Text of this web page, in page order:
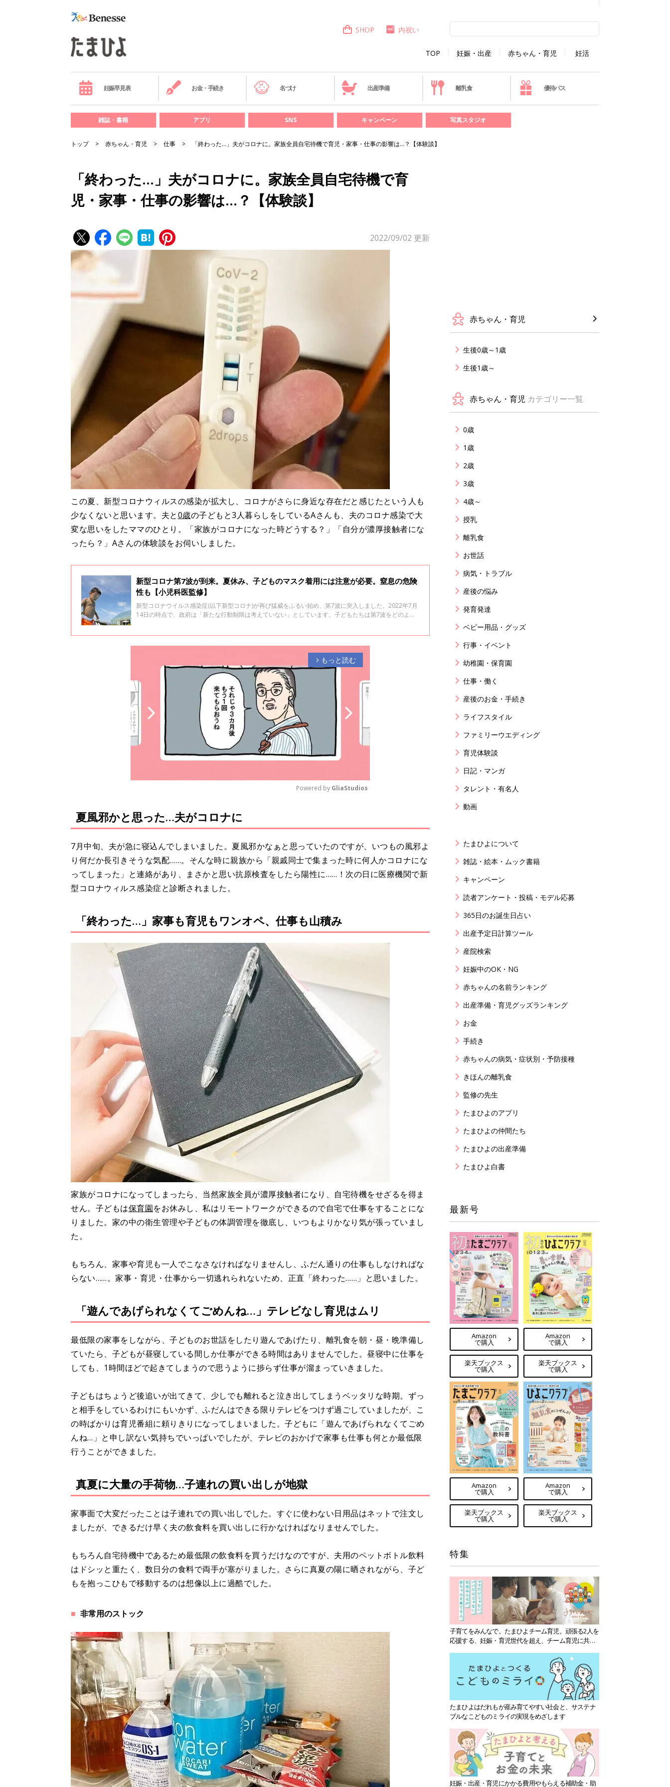
TOP 妊娠・出産 赤ちゃん・育児 妊活
SHOP 内祝い
妊娠早見表 お金・手続き 名づけ 出産準備 離乳食 優待パス
雑誌・書籍 アプリ SNS キャンペーン 写真スタジオ
トップ 赤ちゃん・育児 仕事 「終わった…」夫がコロナに。家族全員自宅待機で育児・家事・仕事の影響は…？【体験談】
「終わった…」夫がコロナに。家族全員自宅待機で育
児・家事・仕事の影響は…？【体験談】
2022/09/02 更新
この夏、新型コロナウィルスの感染が拡大し、コロナがさらに身近な存在だと感じたという人も
少なくないと思います。夫と0歳の子どもと3人暮らしをしているAさんも、夫のコロナ感染で大
変な思いをしたママのひとり。「家族がコロナになった時どうする？」「自分が濃厚接触者にな
ったら？」Aさんの体験談をお伺いしました。
新型コロナ第7波が到来。夏休み、子どものマスク着用には注意が必要。窒息の危険
性も【小児科医監修】
新型コロナウイルス感染症(以下新型コロナ)が再び猛威をふるい始め、第7波に突入しました。2022年7月
14日の時点で、政府は「新たな行動制限は考えていない」としています。子どもたちは第7波をどのよう
arrow_forward_ios もっと読む
u
t
Powered by GliaStudios
夏風邪かと思った…夫がコロナに
7月中旬、夫が急に寝込んでしまいました。夏風邪かなぁと思っていたのですが、いつもの風邪よ
り何だか長引きそうな気配……。そんな時に親族から「親戚同士で集まった時に何人かコロナにな
ってしまった」と連絡があり、まさかと思い抗原検査をしたら陽性に……！次の日に医療機関で新
型コロナウィルス感染症と診断されました。
「終わった…」家事も育児もワンオペ、仕事も山積み
家族がコロナになってしまったら、当然家族全員が濃厚接触者になり、自宅待機をせざるを得ま
せん。子どもは保育園をお休みし、私はリモートワークができるので自宅で仕事をすることにな
りました。家の中の衛生管理や子どもの体調管理を徹底し、いつもよりかなり気が張っていまし
た。
もちろん、家事や育児も一人でこなさなければなりませんし、ふだん通りの仕事もしなければな
らない……。家事・育児・仕事から一切逃れられないため、正直「終わった……」と思いました。
「遊んであげられなくてごめんね…」テレビなし育児はムリ
最低限の家事をしながら、子どものお世話をしたり遊んであげたり、離乳食を朝・昼・晩準備し
ていたら、子どもが昼寝している間しか仕事ができる時間はありませんでした。昼寝中に仕事を
しても、1時間ほどで起きてしまうので思うように捗らず仕事が溜まっていきました。
子どもはちょうど後追いが出てきて、少しでも離れると泣き出してしまうベッタリな時期。ずっ
と相手をしているわけにもいかず、ふだんはできる限りテレビをつけず過ごしていましたが、こ
の時ばかりは育児番組に頼りきりになってしまいました。子どもに「遊んであげられなくてごめ
んね…」と申し訳ない気持ちでいっぱいでしたが、テレビのおかげで家事も仕事も何とか最低限
行うことができました。
真夏に大量の手荷物…子連れの買い出しが地獄
家事面で大変だったことは子連れでの買い出しでした。すぐに使わない日用品はネットで注文し
ましたが、できるだけ早く夫の飲食料を買い出しに行かなければなりませんでした。
もちろん自宅待機中であるため最低限の飲食料を買うだけなのですが、夫用のペットボトル飲料
はドシッと重たく、数日分の食料で両手が塞がりました。さらに真夏の陽に晒されながら、子ど
もを抱っこひもで移動するのは想像以上に過酷でした。
非常用のストック
赤ちゃん・育児
生後0歳～1歳
生後1歳～
赤ちゃん・育児 カテゴリー一覧
0歳
1歳
2歳
3歳
4歳～
授乳
離乳食
お世話
病気・トラブル
産後の悩み
発育発達
ベビー用品・グッズ
行事・イベント
幼稚園・保育園
仕事・働く
産後のお金・手続き
ライフスタイル
ファミリーウエディング
育児体験談
日記・マンガ
タレント・有名人
動画
たまひよについて
雑誌・絵本・ムック書籍
キャンペーン
読者アンケート・投稿・モデル応募
365日のお誕生日占い
出産予定日計算ツール
産院検索
妊娠中のOK・NG
赤ちゃんの名前ランキング
出産準備・育児グッズランキング
お金
手続き
赤ちゃんの病気・症状別・予防接種
きほんの離乳食
監修の先生
たまひよのアプリ
たまひよの仲間たち
たまひよの出産準備
たまひよ白書
最新号
Amazon
で購入
楽天ブックス
で購入
Amazon
で購入
楽天ブックス
で購入
Amazon
で購入
楽天ブックス
で購入
Amazon
で購入
楽天ブックス
で購入
特集
子育てをみんなで。たまひよチーム育児。頑張る2人を
応援する、妊娠・育児世代を超え、チーム育児に共感
たまひよはだれもが産み育てやすい社会と、サステナ
ブルなこどものミライの実現をめざします
妊娠・出産・育児にかかる費用やもらえる補助金・助